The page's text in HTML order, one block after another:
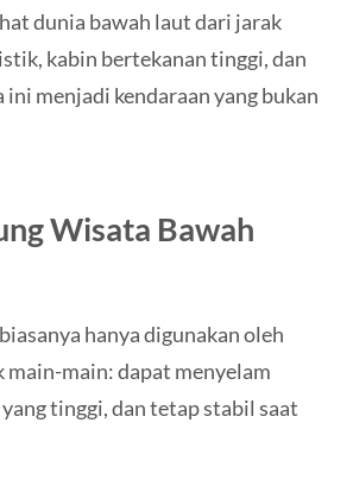
dunia bawah laut dari jarak
kabin bertekanan tinggi, dan
menjadi kendaraan yang bukan
Wisata Bawah
hanya digunakan oleh
main: dapat menyelam
tinggi, dan tetap stabil saat